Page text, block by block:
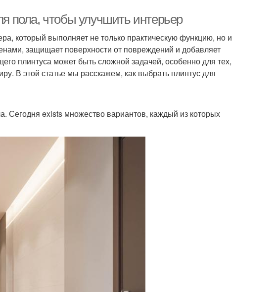
пола, чтобы улучшить интерьер
который выполняет не только практическую функцию, но и
защищает поверхности от повреждений и добавляет
плинтуса может быть сложной задачей, особенно для тех,
В этой статье мы расскажем, как выбрать плинтус для
Сегодня exists множество вариантов, каждый из которых